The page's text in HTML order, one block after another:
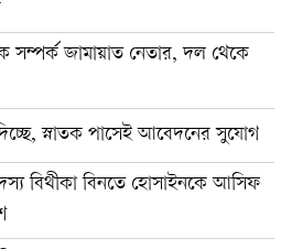
সম্পর্ক জামায়াত নেতার, দল থেকে
স্নাতক পাসেই আবেদনের সুযোগ
বিথীকা বিনতে হোসাইনকে আসিফ